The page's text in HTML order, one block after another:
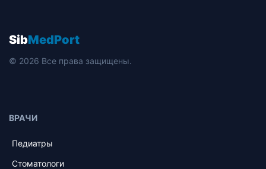
SibMedPort
© 2026 Все права защищены.
ВРАЧИ
Педиатры
Стоматологи